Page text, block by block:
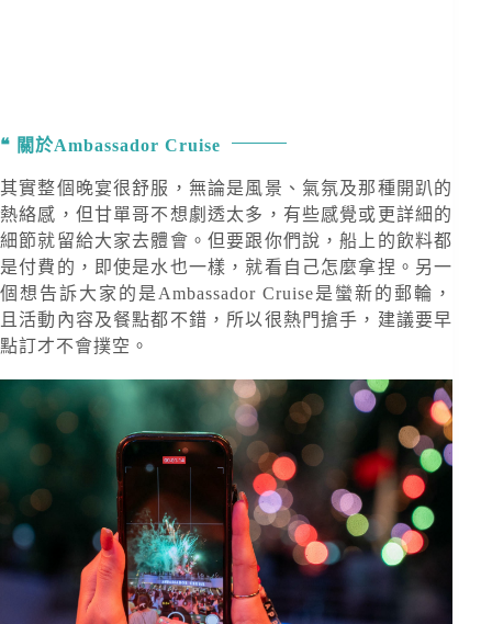
關於Ambassador Cruise
其實整個晚宴很舒服，無論是風景、氣氛及那種開趴的
熱絡感，但甘單哥不想劇透太多，有些感覺或更詳細的
細節就留給大家去體會。但要跟你們說，船上的飲料都
是付費的，即使是水也一樣，就看自己怎麼拿捏。另一
個想告訴大家的是Ambassador Cruise是蠻新的郵輪，
且活動內容及餐點都不錯，所以很熱門搶手，建議要早
點訂才不會撲空。